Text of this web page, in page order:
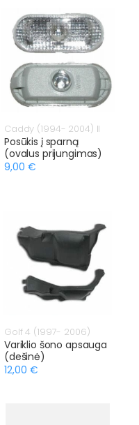
Caddy (1994- 2004) II
Posūkis į sparną
(ovalus prijungimas)
9,00 €
Golf 4 (1997- 2006)
Variklio šono apsauga
(dešinė)
12,00 €